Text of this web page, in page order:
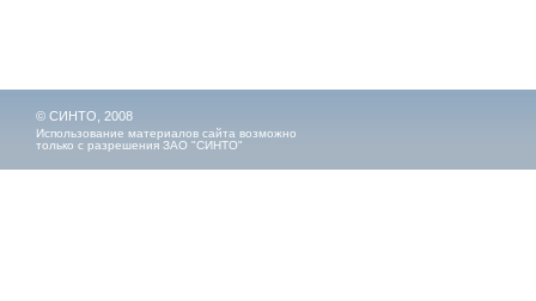
© СИНТО, 2008
Использование материалов сайта возможно
только с разрешения ЗАО "СИНТО"